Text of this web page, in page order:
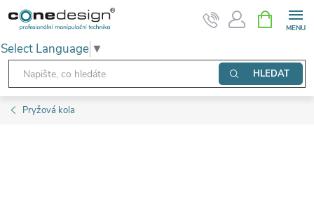
Přejít
obsah
Select Language ▼
HLEDAT
NÁKUPNÍ
KOŠÍK
Pryžová kola